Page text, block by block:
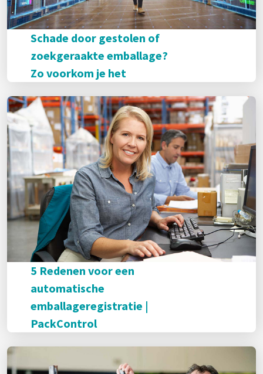
Schade door gestolen of
zoekgeraakte emballage?
Zo voorkom je het
5 Redenen voor een
automatische
emballageregistratie |
PackControl